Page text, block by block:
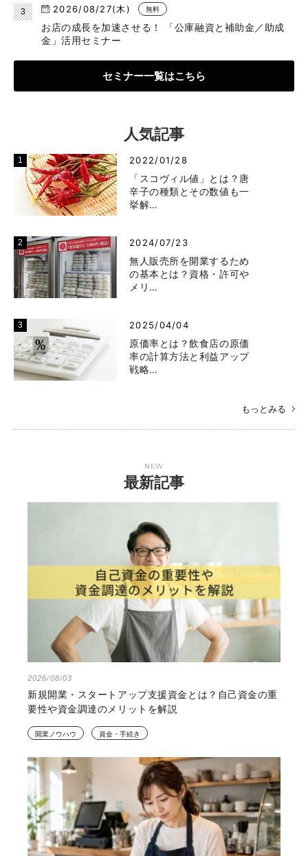
2026/08/27(木) 無料
お店の成長を加速させる！ 「公庫融資と補助金／助成
金」活用セミナー
セミナー一覧はこちら
人気記事
2022/01/28
「スコヴィル値」とは？唐
辛子の種類とその数値も一
挙解…
2024/07/23
無人販売所を開業するため
の基本とは？資格・許可や
メリ…
2025/04/04
原価率とは？飲食店の原価
率の計算方法と利益アップ
戦略…
もっとみる
NEW
最新記事
2026/08/03
新規開業・スタートアップ支援資金とは？自己資金の重
要性や資金調達のメリットを解説
開業ノウハウ 資金・手続き